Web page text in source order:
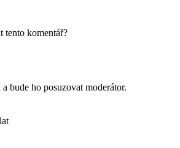
tento komentář?
bude ho posuzovat moderátor.